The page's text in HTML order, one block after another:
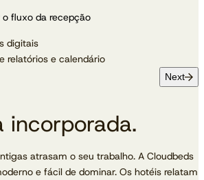
o fluxo da recepção
digitais
relatórios e calendário
Next
incorporada.
atrasam o seu trabalho. A Cloudbeds
e fácil de dominar. Os hotéis relatam